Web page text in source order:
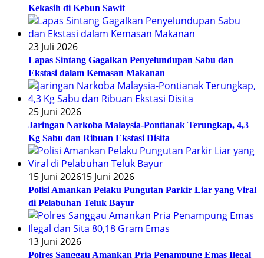
Kekasih di Kebun Sawit
23 Juli 2026
Lapas Sintang Gagalkan Penyelundupan Sabu dan
Ekstasi dalam Kemasan Makanan
25 Juni 2026
Jaringan Narkoba Malaysia-Pontianak Terungkap, 4,3
Kg Sabu dan Ribuan Ekstasi Disita
15 Juni 202615 Juni 2026
Polisi Amankan Pelaku Pungutan Parkir Liar yang Viral
di Pelabuhan Teluk Bayur
13 Juni 2026
Polres Sanggau Amankan Pria Penampung Emas Ilegal